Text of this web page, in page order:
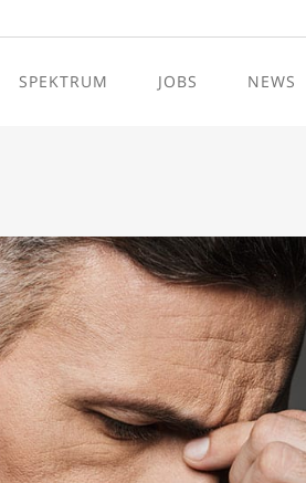
SPEKTRUM
Tinnitus-Therapie
Hörsturz-Therapie
Allergien
Schwindeltherapie
Schlafapnoe Screening
HNO Krebsvorsorge
JOBS NEWS